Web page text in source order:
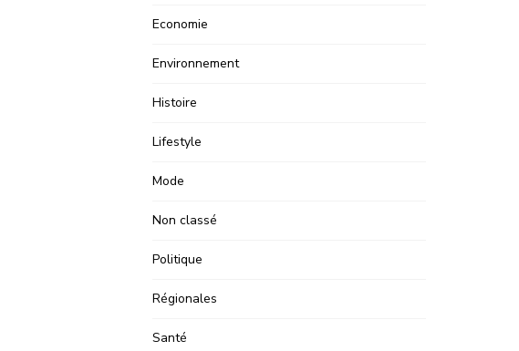
Economie
Environnement
Histoire
Lifestyle
Mode
Non classé
Politique
Régionales
Santé